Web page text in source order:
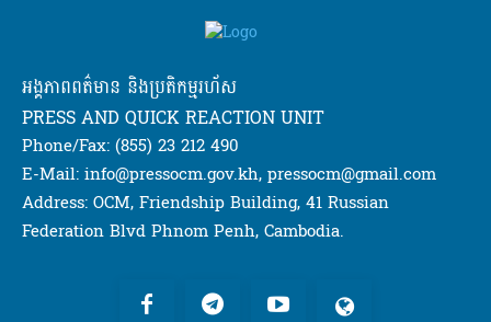
អង្គភាពពត៌មាន និងប្រតិកម្មរហ័ស
PRESS AND QUICK REACTION UNIT
Phone/Fax: (855) 23 212 490
E-Mail: info@pressocm.gov.kh, pressocm@gmail.com
Address: OCM, Friendship Building, 41 Russian
Federation Blvd Phnom Penh, Cambodia.